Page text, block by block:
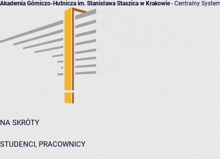
Akademia Górniczo-Hutnicza im. Stanisława Staszica w Krakowie- Centralny
NA SKRÓTY
STUDENCI, PRACOWNICY